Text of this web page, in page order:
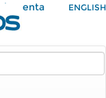
Mi Cuenta ENGLISH